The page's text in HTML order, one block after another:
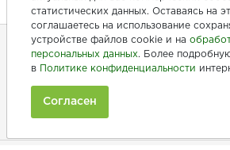
+7 (846) 275-20-10
статистических данных. Оставаясь на
соглашаетесь на использование
устройстве файлов cookie и на
персональных данных. Более
в
Политике конфиденциальности
Согласен